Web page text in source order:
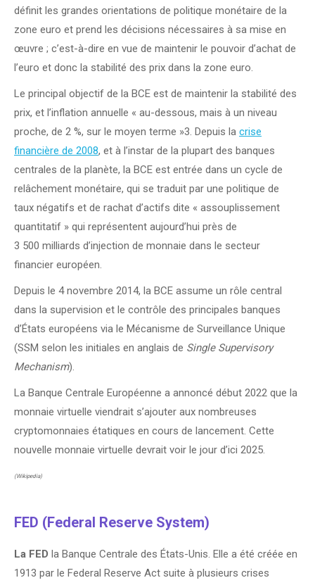
définit les grandes orientations de politique monétaire de la
zone euro et prend les décisions nécessaires à sa mise en
œuvre ; c’est-à-dire en vue de maintenir le pouvoir d’achat de
l’euro et donc la stabilité des prix dans la zone euro.
Le principal objectif de la BCE est de maintenir la stabilité des
prix, et l’inflation annuelle « au-dessous, mais à un niveau
proche, de 2 %, sur le moyen terme »3. Depuis la crise
financière de 2008, et à l’instar de la plupart des banques
centrales de la planète, la BCE est entrée dans un cycle de
relâchement monétaire, qui se traduit par une politique de
taux négatifs et de rachat d’actifs dite « assouplissement
quantitatif » qui représentent aujourd’hui près de
3 500 milliards d’injection de monnaie dans le secteur
financier européen.
Depuis le 4 novembre 2014, la BCE assume un rôle central
dans la supervision et le contrôle des principales banques
d’États européens via le Mécanisme de Surveillance Unique
(SSM selon les initiales en anglais de Single Supervisory
Mechanism).
La Banque Centrale Européenne a annoncé début 2022 que la
monnaie virtuelle viendrait s’ajouter aux nombreuses
cryptomonnaies étatiques en cours de lancement. Cette
nouvelle monnaie virtuelle devrait voir le jour d’ici 2025.
(Wikipedia)
FED (Federal Reserve System)
La FED la Banque Centrale des États-Unis. Elle a été créée en
1913 par le Federal Reserve Act suite à plusieurs crises